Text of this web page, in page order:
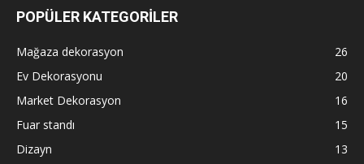
POPÜLER KATEGORİLER
Mağaza dekorasyon
26
Ev Dekorasyonu
20
Market Dekorasyon
16
Fuar standı
15
Dizayn
13